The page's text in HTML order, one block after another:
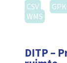
CSV
WMS
DITP –